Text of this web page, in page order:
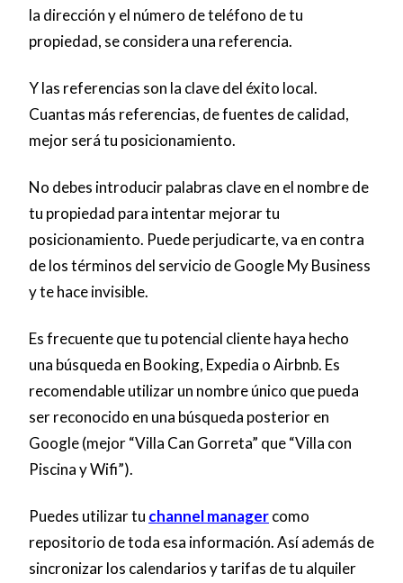
la dirección y el número de teléfono de tu
propiedad, se considera una referencia.
Y las referencias son la clave del éxito local.
Cuantas más referencias, de fuentes de calidad,
mejor será tu posicionamiento.
No debes introducir palabras clave en el nombre de
tu propiedad para intentar mejorar tu
posicionamiento. Puede perjudicarte, va en contra
de los términos del servicio de Google My Business
y te hace invisible.
Es frecuente que tu potencial cliente haya hecho
una búsqueda en Booking, Expedia o Airbnb. Es
recomendable utilizar un nombre único que pueda
ser reconocido en una búsqueda posterior en
Google (mejor “Villa Can Gorreta” que “Villa con
Piscina y Wifi”).
Puedes utilizar tu channel managercomo
repositorio de toda esa información. Así además de
sincronizar los calendarios y tarifas de tu alquiler